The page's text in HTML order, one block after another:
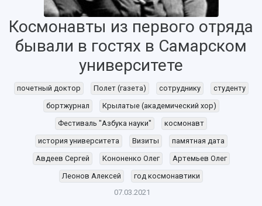
НАЗАД
История
Ключевые факты
Рейтинги
Главные новости
Бортжурнал
Объявления
Почему я выбираю Самарский университет?
Абитуриенту
Бакалавриат и специалитет
Научно-исследовательская деятельность
Основные научные направления
Научные школы и ведущие научные коллективы
Диссертационные советы
Подготовка научных кадров
Космонавты из первого отряда
бывали в гостях в Самарском
университете
почетный доктор Полет (газета) сотруднику
студенту
бортжурнал
Крылатые (академический хор)
Фестиваль "Азбука науки"
космонавт
история университета
Визиты
памятная дата
Авдеев Сергей
Кононенко Олег
Артемьев Олег
Леонов Алексей
год космонавтики
07.03.2021